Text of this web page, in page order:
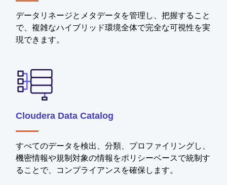
データリネージとメタデータを管理し、把握すること
で、複雑なハイブリッド環境全体で完全な可視性を実
現できます。
Cloudera Data Catalog
すべてのデータを検出、分類、プロファイリングし、
機密情報や規制対象の情報をポリシーベースで統制す
ることで、コンプライアンスを確保します。